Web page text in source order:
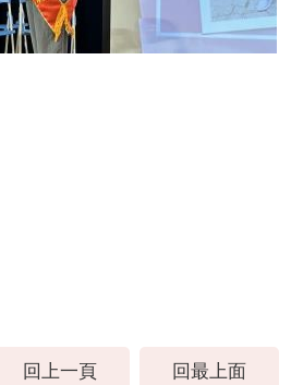
回上一頁 回最上面